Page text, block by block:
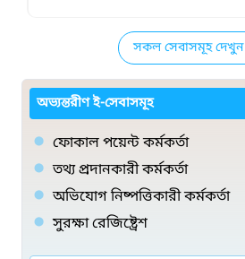
সকল সেবাসমূহ দেখুন
অভ্যন্তরীণ ই-সেবাসমূহ
ফোকাল পয়েন্ট কর্মকর্তা
তথ্য প্রদানকারী কর্মকর্তা
অভিযোগ নিষ্পত্তিকারী কর্মকর্তা
সুরক্ষা রেজিষ্ট্রেশ